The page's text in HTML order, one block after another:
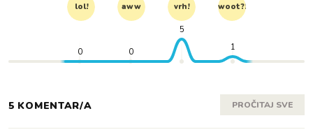
lol! aww vrh! woot?!
0 0
5
1
5 KOMENTAR/A PROČITAJ SVE